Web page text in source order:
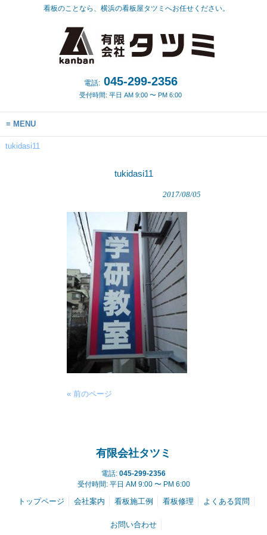
看板のことなら、横浜の看板屋タツミへお任せください。
電話:045-299-2356
受付時間: 平日 AM 9:00 〜 PM 6:00
MENU
tukidasi11
tukidasi11
2017/08/05
« 前のページ
有限会社タツミ
電話: 045-299-2356
受付時間: 平日 AM 9:00 〜 PM 6:00
トップページ 会社案内 看板施工例 看板修理 よくある質問
お問い合わせ